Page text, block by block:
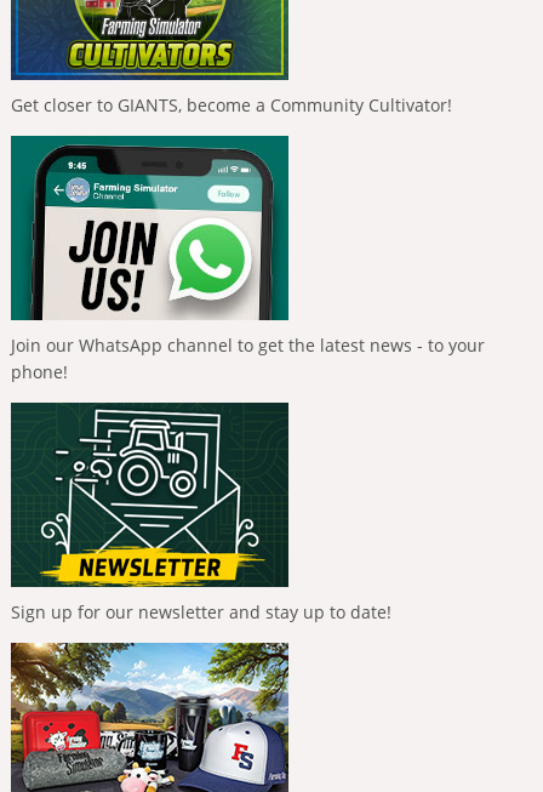
Get closer to GIANTS, become a Community Cultivator!
Join our WhatsApp channel to get the latest news - to your
phone!
Sign up for our newsletter and stay up to date!